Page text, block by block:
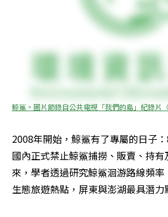
鯨鯊。圖片節錄自公共電視「我們的島」紀錄片
2008年開始，鯨鯊有了專屬的日子
國內正式禁止鯨鯊捕撈、販賣、持
來，學者透過研究鯨鯊洄游路線頻
生態旅遊熱點，屏東與澎湖最具潛力